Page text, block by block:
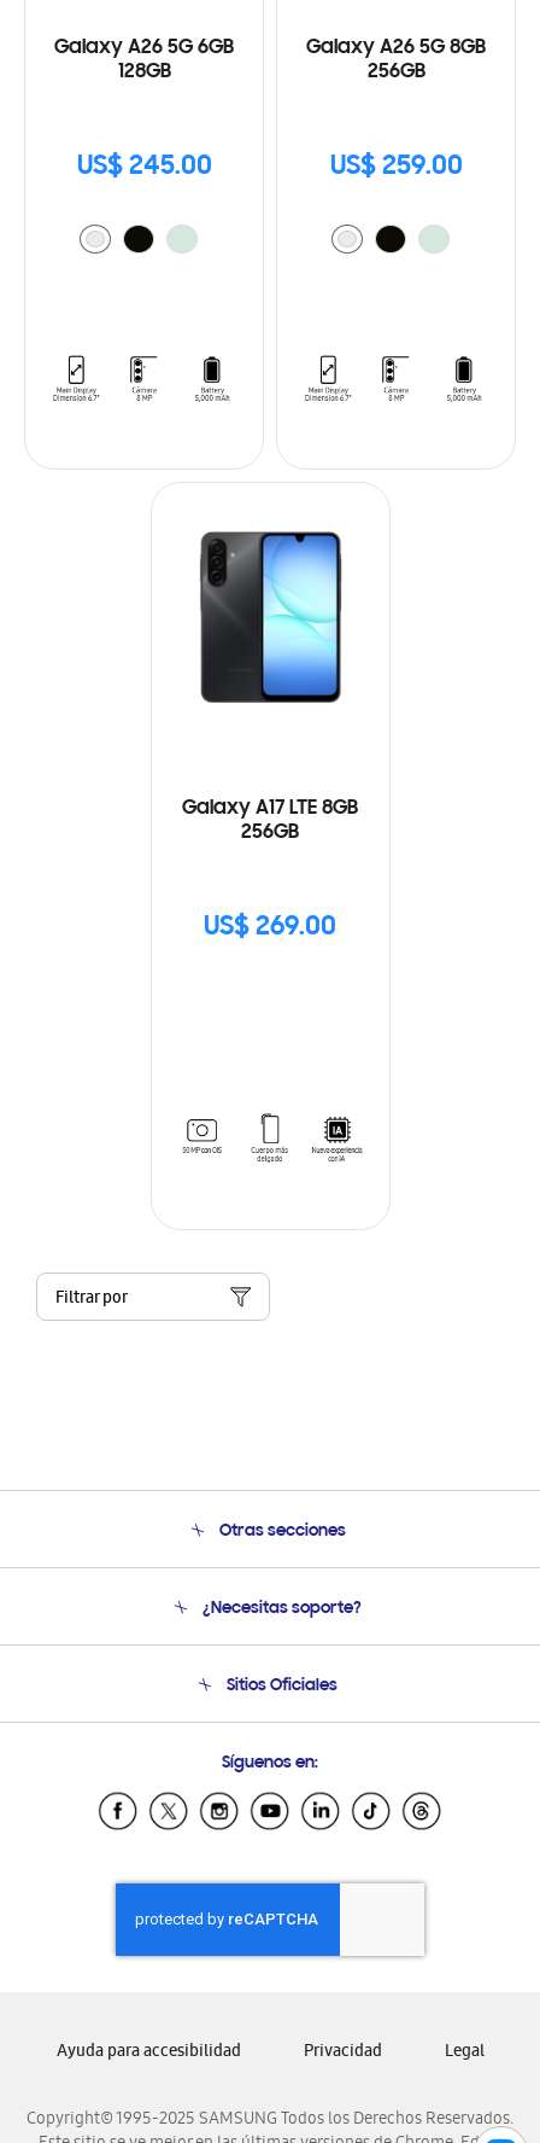
Galaxy A26 5G 6GB
128GB
US$ 245.00
Galaxy A26 5G 8GB
256GB
US$ 259.00
Galaxy A17 LTE 8GB
256GB
US$ 269.00
Filtrar por
Otras secciones
Soporte
¿Necesitas soporte?
Soporte vía eMail
Sitios Oficiales
Samsung Ecuador
Samsung El Salvador
Samsung Honduras
Samsung Nicaragua
Samsung Panamá
Samsung Venezuela
Síguenos en:
Copyright© 1995-2025 SAMSUNG Todos los Derechos Reservados.
Ayuda para accesibilidad Privacidad Legal